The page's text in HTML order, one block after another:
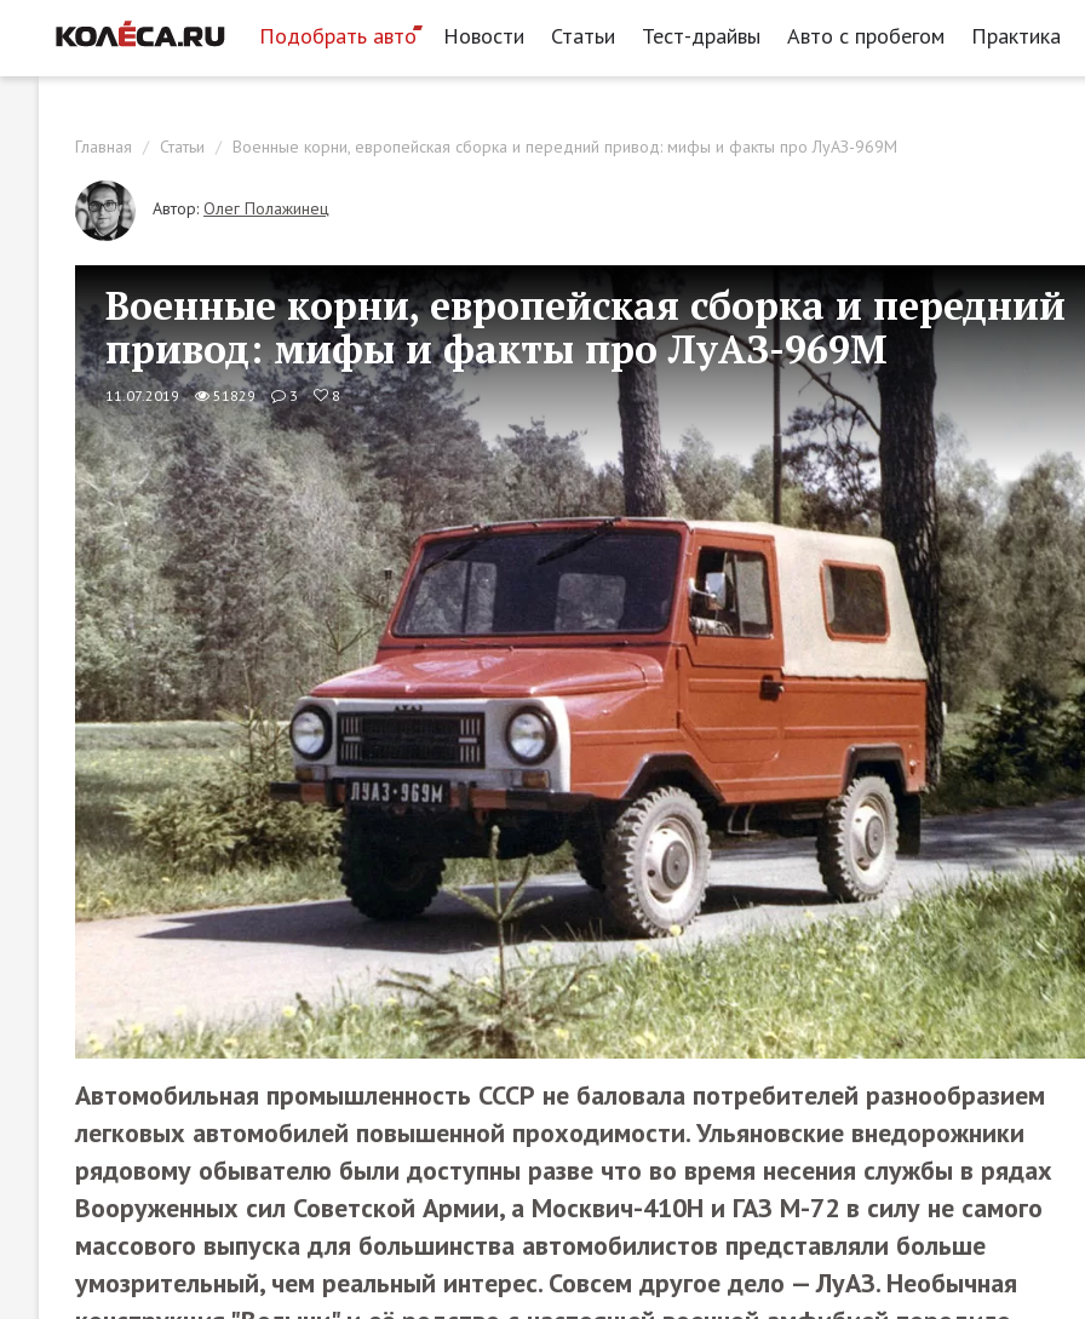
Подобрать авто Новости Статьи Тест-драйвы Авто с пробегом Практика
Главная Статьи Военные корни, европейская сборка и передний привод: мифы и факты про ЛуАЗ-969М
Автор: Олег Полажинец
Военные корни, европейская сборка и передний
привод: мифы и факты про ЛуАЗ-969М
11.07.2019 51829 3 8
Автомобильная промышленность СССР не баловала потребителей разнообразием
легковых автомобилей повышенной проходимости. Ульяновские внедорожники
рядовому обывателю были доступны разве что во время несения службы в рядах
Вооруженных сил Советской Армии, а Москвич-410Н и ГАЗ М-72 в силу не самого
массового выпуска для большинства автомобилистов представляли больше
умозрительный, чем реальный интерес. Совсем другое дело — ЛуАЗ. Необычная